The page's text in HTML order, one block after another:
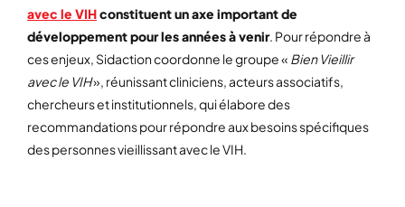
avec le VIHconstituent un axe important de
développement pour les années à venir. Pour répondre à
ces enjeux, Sidaction coordonne le groupe « Bien Vieillir
avec le VIH», réunissant cliniciens, acteurs associatifs,
chercheurs et institutionnels, qui élabore des
recommandations pour répondre aux besoins spécifiques
des personnes vieillissant avec le VIH.